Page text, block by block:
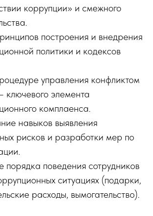
коррупции» и смежного
построения и внедрения
политики и кодексов
управления конфликтом
ключевого элемента
комплаенса.
навыков выявления
рисков и разработки мер по
порядка поведения сотрудников
ситуациях (подарки,
расходы, вымогательство).